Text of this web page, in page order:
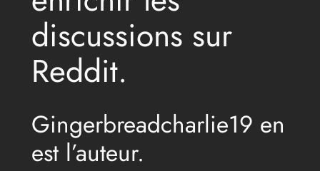
discussions sur
Reddit.
Gingerbreadcharlie19 en
est l’auteur.